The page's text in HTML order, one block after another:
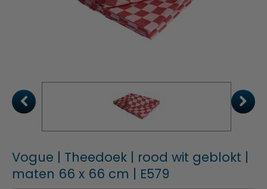
Vogue | Theedoek | rood wit geblokt |
maten 66 x 66 cm | E579